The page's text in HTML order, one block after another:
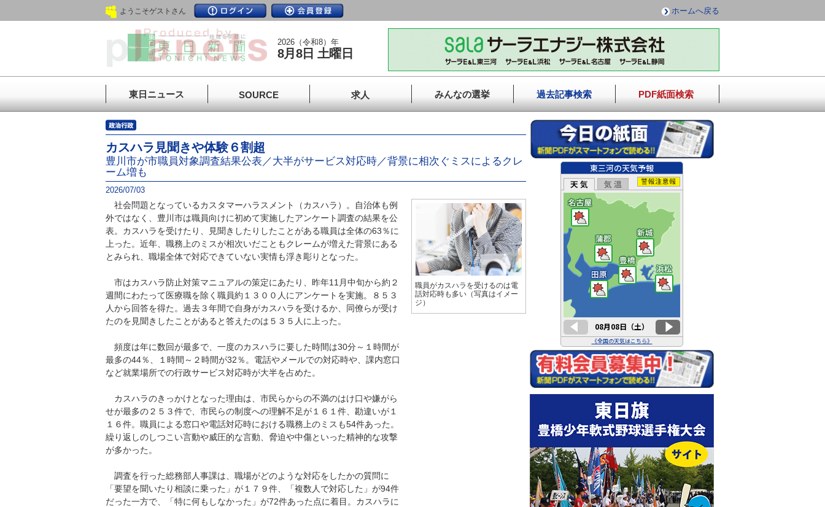
ようこそゲストさん ホームへ戻る
2026（令和8）年
8月8日 土曜日
東日ニュース SOURCE 求人 みんなの選挙 過去記事検索 PDF紙面検索
カスハラ見聞きや体験６割超
豊川市が市職員対象調査結果公表／大半がサービス対応時／背景に相次ぐミスによるクレ
ーム増も
2026/07/03
社会問題となっているカスタマーハラスメント（カスハラ）。自治体も例
外ではなく、豊川市は職員向けに初めて実施したアンケート調査の結果を公
表。カスハラを受けたり、見聞きしたりしたことがある職員は全体の63％に
上った。近年、職務上のミスが相次いだこともクレームが増えた背景にある
とみられ、職場全体で対応できていない実情も浮き彫りとなった。
市はカスハラ防止対策マニュアルの策定にあたり、昨年11月中旬から約２
週間にわたって医療職を除く職員約１３００人にアンケートを実施。８５３
人から回答を得た。過去３年間で自身がカスハラを受けるか、同僚らが受け
たのを見聞きしたことがあると答えたのは５３５人に上った。
頻度は年に数回が最多で、一度のカスハラに要した時間は30分～１時間が
最多の44％、１時間～２時間が32％。電話やメールでの対応時や、課内窓口
など就業場所での行政サービス対応時が大半を占めた。
カスハラのきっかけとなった理由は、市民らからの不満のはけ口や嫌がら
せが最多の２５３件で、市民らの制度への理解不足が１６１件、勘違いが１
１６件。職員による窓口や電話対応時における職務上のミスも54件あった。
繰り返しのしつこい言動や威圧的な言動、脅迫や中傷といった精神的な攻撃
が多かった。
調査を行った総務部人事課は、職場がどのような対応をしたかの質問に
「要望を聞いたり相談に乗った」が１７９件、「複数人で対応した」が94件
だった一方で、「特に何もしなかった」が72件あった点に着目。カスハラに
職員がカスハラを受けるのは電
話対応時も多い（写真はイメー
ジ）